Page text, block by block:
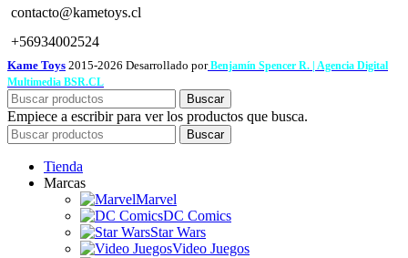
contacto@kametoys.cl
+56934002524
Kame Toys 2015-2026 Desarrollado porBenjamín Spencer R. | Agencia Digital
Multimedia BSR.CL
Buscar
Empiece a escribir para ver los productos que busca.
Buscar
Tienda
Marcas
Marvel
DC Comics
Star Wars
Video Juegos